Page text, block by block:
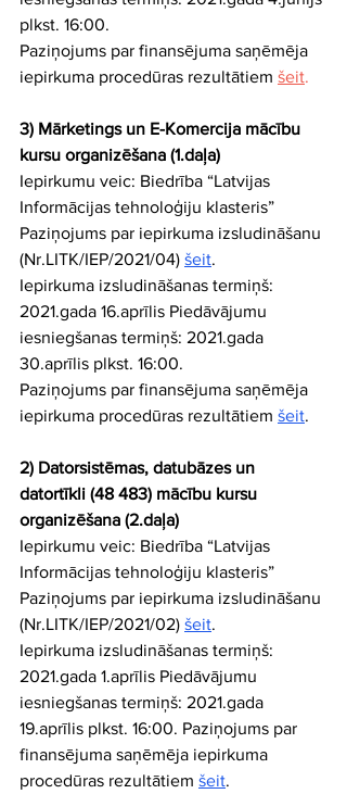
plkst. 16:00.
Paziņojums par finansējuma saņēmēja
iepirkuma procedūras rezultātiem šeit.
3) Mārketings un E-Komercija mācību
kursu organizēšana (1.daļa)
Iepirkumu veic: Biedrība “Latvijas
Informācijas tehnoloģiju klasteris”
Paziņojums par iepirkuma izsludināšanu
(Nr.LITK/IEP/2021/04) šeit.
Iepirkuma izsludināšanas termiņš:
2021.gada 16.aprīlis Piedāvājumu
iesniegšanas termiņš: 2021.gada
30.aprīlis plkst. 16:00.
Paziņojums par finansējuma saņēmēja
iepirkuma procedūras rezultātiem šeit.
2) Datorsistēmas, datubāzes un
datortīkli (48 483) mācību kursu
organizēšana (2.daļa)
Iepirkumu veic: Biedrība “Latvijas
Informācijas tehnoloģiju klasteris”
Paziņojums par iepirkuma izsludināšanu
(Nr.LITK/IEP/2021/02) šeit.
Iepirkuma izsludināšanas termiņš:
2021.gada 1.aprīlis Piedāvājumu
iesniegšanas termiņš: 2021.gada
19.aprīlis plkst. 16:00. Paziņojums par
finansējuma saņēmēja iepirkuma
procedūras rezultātiem šeit.